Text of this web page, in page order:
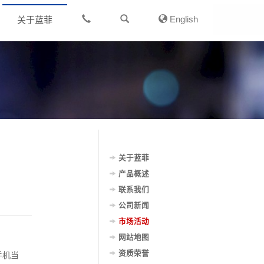
关于蓝菲 English
机当
关于蓝菲
产品概述
联系我们
公司新闻
市场活动
网站地图
资质荣誉